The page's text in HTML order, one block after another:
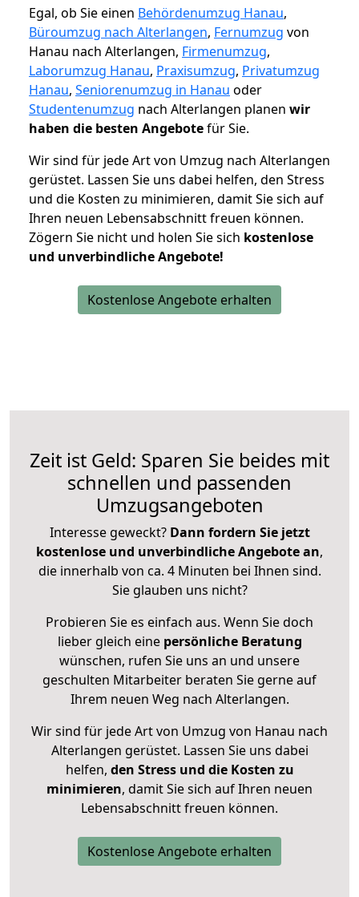
Egal, ob Sie einen Behördenumzug Hanau,
Büroumzug nach Alterlangen, Fernumzug von
Hanau nach Alterlangen, Firmenumzug,
Laborumzug Hanau, Praxisumzug, Privatumzug
Hanau, Seniorenumzug in Hanau oder
Studentenumzug nach Alterlangen planen wir
haben die besten Angebotefür Sie.
Wir sind für jede Art von Umzug nach Alterlangen
gerüstet. Lassen Sie uns dabei helfen, den Stress
und die Kosten zu minimieren, damit Sie sich auf
Ihren neuen Lebensabschnitt freuen können.
Zögern Sie nicht und holen Sie sich kostenlose
und unverbindliche Angebote!
Kostenlose Angebote erhalten
Zeit ist Geld: Sparen Sie beides mit
schnellen und passenden
Umzugsangeboten
Interesse geweckt? Dann fordern Sie jetzt
kostenlose und unverbindliche Angebote an,
die innerhalb von ca. 4 Minuten bei Ihnen sind.
Sie glauben uns nicht?
Probieren Sie es einfach aus. Wenn Sie doch
lieber gleich eine persönliche Beratung
wünschen, rufen Sie uns an und unsere
geschulten Mitarbeiter beraten Sie gerne auf
Ihrem neuen Weg nach Alterlangen.
Wir sind für jede Art von Umzug von Hanau nach
Alterlangen gerüstet. Lassen Sie uns dabei
helfen, den Stress und die Kosten zu
minimieren, damit Sie sich auf Ihren neuen
Lebensabschnitt freuen können.
Kostenlose Angebote erhalten